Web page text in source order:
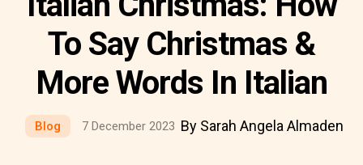
To Say Christmas &
More Words In Italian
Blog 7 December 2023 By Sarah Angela Almaden